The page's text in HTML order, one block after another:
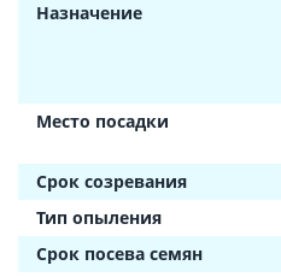
Назначение
Место посадки
Срок созревания
Тип опыления
Срок посева семян